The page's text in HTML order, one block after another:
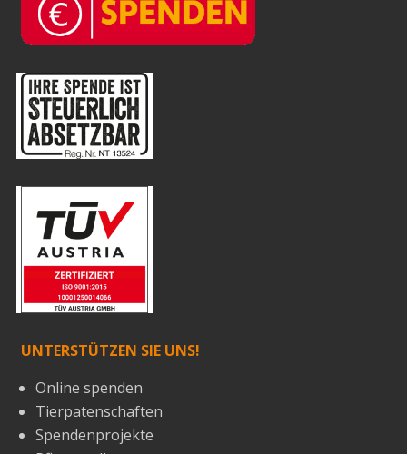
UNTERSTÜTZEN SIE UNS!
Online spenden
Tierpatenschaften
Spendenprojekte